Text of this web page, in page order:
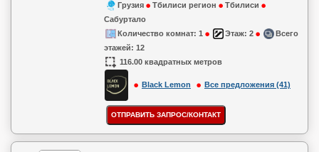
Грузия Тбилиси регион
Тбилиси
Сабуртало
Количество комнат: 1 Этаж: 2
Всего
этажей: 12
116.00 квадратных метров
Black Lemon Все предложения (41)